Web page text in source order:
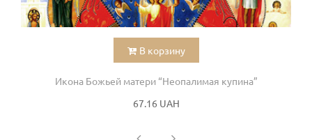
В корзину
Икона Божьей матери “Неопалимая купина”
67.16 UAH